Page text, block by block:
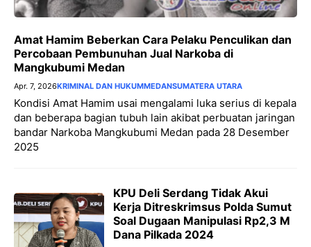
Amat Hamim Beberkan Cara Pelaku Penculikan dan
Percobaan Pembunuhan Jual Narkoba di
Mangkubumi Medan
Apr. 7, 2026KRIMINAL DAN HUKUMMEDANSUMATERA UTARA
Kondisi Amat Hamim usai mengalami luka serius di kepala
dan beberapa bagian tubuh lain akibat perbuatan jaringan
bandar Narkoba Mangkubumi Medan pada 28 Desember
2025
KPU Deli Serdang Tidak Akui
Kerja Ditreskrimsus Polda Sumut
Soal Dugaan Manipulasi Rp2,3 M
Dana Pilkada 2024